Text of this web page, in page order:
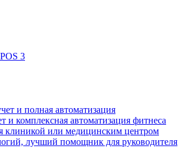
3
и полная автоматизация
комплексная автоматизация фитнеса
клиникой или медицинским центром
лучший помощник для руководителя